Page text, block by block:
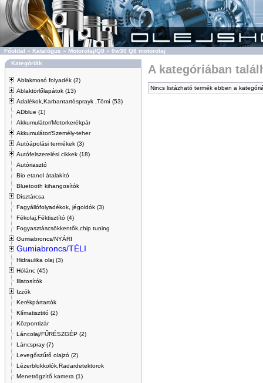
Főoldal » Katalógus » Motorolaj/Q8 » 0w30 Q8 motorolaj
Kategóriák
Ablakmosó folyadék (2)
Ablaktörlőlapátok (13)
Adalékok,Karbantartósprayk ,Tömí (53)
ADblue (1)
Akkumulátor/Motorkerékpár
Akkumulátor/Személy-teher
Autóápolási termékek (3)
Autófelszerelési cikkek (18)
Autóriasztó
Bio etanol átalakító
Bluetooth kihangosítók
Dísztárcsa
Fagyállófolyadékok, jégoldók (3)
Fékolaj,Féktisztító (4)
Fogyasztáscsökkentők,chip tuning
Gumiabroncs/NYÁRI
Gumiabroncs/TÉLI
Hidraulika olaj (3)
Hólánc (45)
Illatosítók
Izzók
Kerékpártartók
Klímatisztitó (2)
Központizár
Láncolaj/FŰRÉSZGÉP (2)
Láncspray (7)
Levegőszűrő olajzó (2)
Lézerblokkolók,Radardetektorok
Menetrögzítő kamera (1)
A kategóriában
Nincs listázható termék ebben a